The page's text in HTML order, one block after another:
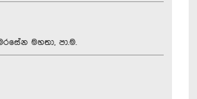
මහතා, පා.ම.